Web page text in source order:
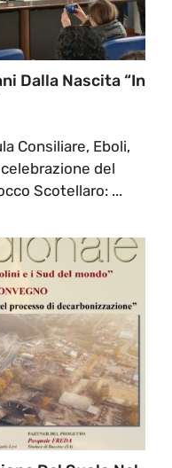
Dalla Nascita “In
Consiliare, Eboli,
del
Scotellaro: ...